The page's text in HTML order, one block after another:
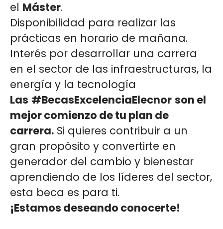
el Máster.
Disponibilidad para realizar las
prácticas en horario de mañana.
Interés por desarrollar una carrera
en el sector de las infraestructuras, la
energía y la tecnología
Las #BecasExcelenciaElecnor son el
mejor comienzo de tu plan de
carrera. Si quieres contribuir a un
gran propósito y convertirte en
generador del cambio y bienestar
aprendiendo de los líderes del sector,
esta beca es para ti.
¡Estamos deseando conocerte!